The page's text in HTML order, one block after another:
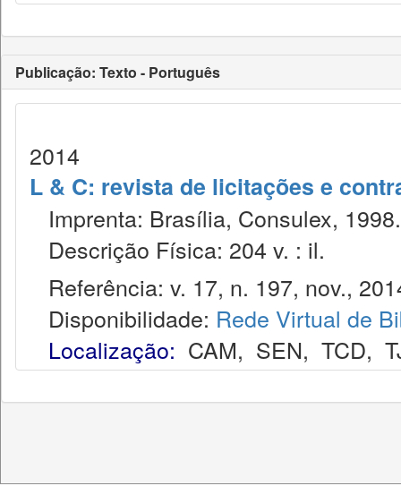
Publicação: Texto - Português
2014
L & C: revista de licitações e
Imprenta: Brasília, Consulex, 1998.
Descrição Física: 204 v. : il.
Referência: v. 17, n. 197, nov.,
Disponibilidade: Rede Virtual de
Localização: CAM, SEN, TCD,